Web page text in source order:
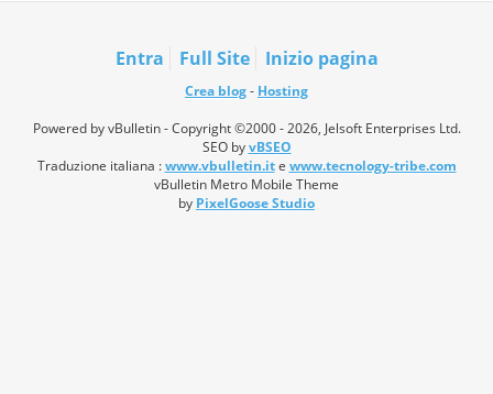
Entra Full Site Inizio pagina
Crea blog- Hosting
Powered by vBulletin - Copyright ©2000 - 2026, Jelsoft Enterprises Ltd.
SEO byvBSEO
Traduzione italiana :www.vbulletin.ite www.tecnology-tribe.com
vBulletin Metro Mobile Theme
by PixelGoose Studio